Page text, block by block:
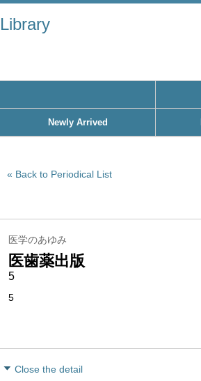
Library
Newly Arrived
Back to Periodical List
医学のあゆみ
医歯薬出版
5
5
Close the detail